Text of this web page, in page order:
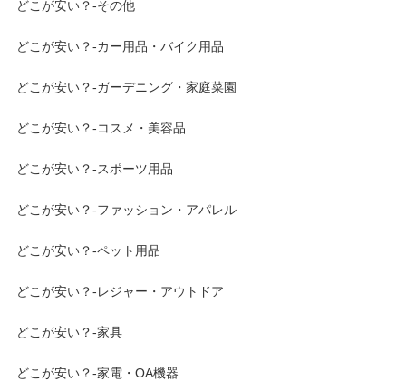
どこが安い？-その他
どこが安い？-カー用品・バイク用品
どこが安い？-ガーデニング・家庭菜園
どこが安い？-コスメ・美容品
どこが安い？-スポーツ用品
どこが安い？-ファッション・アパレル
どこが安い？-ペット用品
どこが安い？-レジャー・アウトドア
どこが安い？-家具
どこが安い？-家電・OA機器